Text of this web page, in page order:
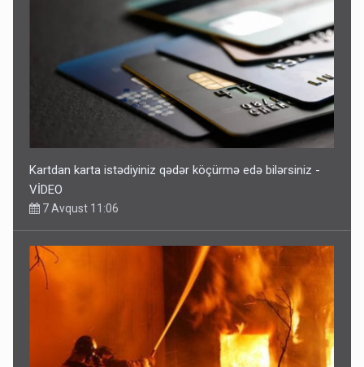
Kartdan karta istədiyiniz qədər köçürmə edə bilərsiniz -
VİDEO
7 Avqust 11:06